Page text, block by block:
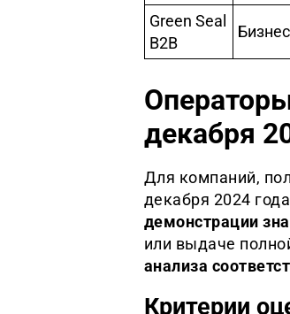
Green Seal
B2B
декабря
Для компаний,
декабря 2024
демонстрации
или выдаче
анализа
Критерии